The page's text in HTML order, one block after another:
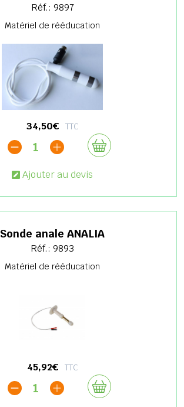
Réf.: 9897
Matériel de rééducation
34,50€ TTC
1
Ajouter au devis
Sonde anale ANALIA
Réf.: 9893
Matériel de rééducation
45,92€ TTC
1